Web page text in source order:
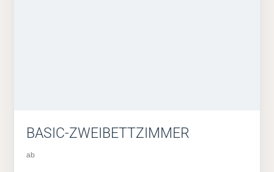
BASIC-ZWEIBETTZIMMER
ab